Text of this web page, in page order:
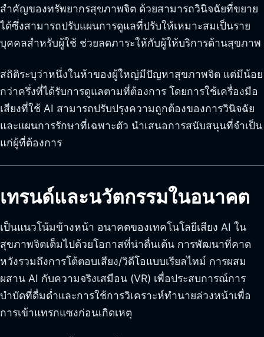
สำคัญของทรัพยากรสุขภาพจิต ด้วยสามารถวินิจฉัยที่ขยาย
ได้ซึ่งสามารถปรับแผนการดูแลที่ปรับให้เหมาะสมเป็นราย
บุคคลสำหรับผู้ใช้ ช่วยลดภาระให้กับผู้ให้บริการด้านสุขภาพ
สถิติระบุว่าหนึ่งในห้าของผู้ใหญ่มีปัญหาสุขภาพจิต แต่มีน้อย
กว่าครึ่งที่ได้รับการดูแลตามที่ต้องการ โดยการใช้เครื่องมือ
เสียงที่ใช้ AI สามารถปรับปรุงความถูกต้องของการวินิจฉัย
และแผนการรักษาที่เฉพาะตัว นำเสนอการสนับสนุนที่จำเป็น
แก่ผู้ที่ต้องการ
เทรนด์และนวัตกรรมในอนาคต
เป็นแนวโน้มข้างหน้า อนาคตของเทคโนโลยีเสียง AI ใน
สุขภาพจิตเต็มไปด้วยโอกาสที่น่าตื่นเต้น การพัฒนาที่คาด
หวังรวมถึงการโต้ตอบเสียง/วิดีโอแบบเรียลไทม์ การผสม
ผสาน AI กับความจริงเสมือน (VR) เพื่อประสบการณ์การ
บำบัดที่ดื่มด่ำและการใช้การวิเคราะห์ทำนายล่วงหน้าเพื่อ
การเข้าแทรกแซงก่อนเกิดเหตุ